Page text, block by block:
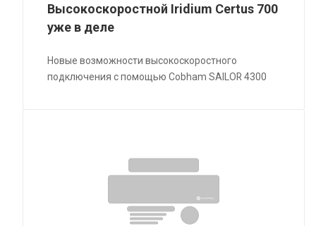
Высокоскоростной Iridium Certus 700
уже в деле
Новые возможности высокоскоростного
подключения с помощью Cobham SAILOR 4300